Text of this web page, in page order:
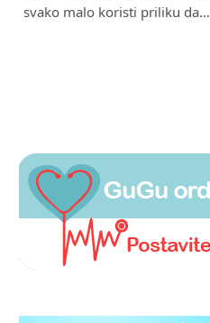
svako malo koristi priliku da…